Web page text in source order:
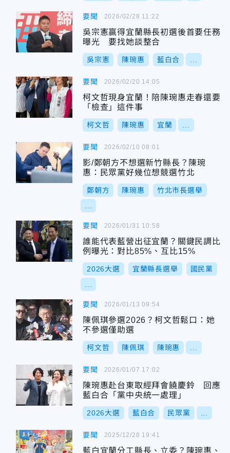
要聞
吳宗憲贏得宜蘭縣長初選後首要任務
曝光 要找她談整合
吳宗憲 陳琬惠 藍白合
2026/02/28 11:22
要聞
柯文哲現身宜蘭！陪陳琬惠走春還要
「檢查」這件事
柯文哲 陳琬惠 宜蘭
2026/02/20 14:05
要聞
影/鄭朝方不想選新竹縣長？陳琬
惠：民眾黨好幾位想競選竹北
鄭朝方 陳琬惠 竹北市長選舉
2026/02/10 08:01
要聞
誰能代表藍營出征宜蘭？關鍵民調比
例曝光：對比85%、互比15%
2026大選 宜蘭縣長選舉 國民黨
2026/01/31 10:58
要聞
陳佩琪參選2026？柯文哲鬆口：她
不參選僅助選
柯文哲 陳佩琪 陳琬惠
2026/01/13 09:54
要聞
陳琬惠赴台東取經拜會饒慶鈴 回應
藍白合「黨中央統一處理」
2026大選 藍白合 民眾黨
2026/01/07 17:02
要聞
藍白宜蘭分工縣長、立委？陳琬惠、
2025/12/28 19:41